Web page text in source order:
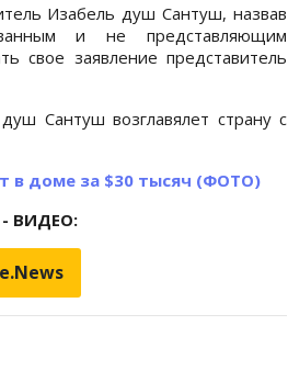
Изабель душ Сантуш, назвав
и не представляющим
свое заявление представитель
Сантуш возглавялет страну с
в доме за $30 тысяч (ФОТО)
ВИДЕО: